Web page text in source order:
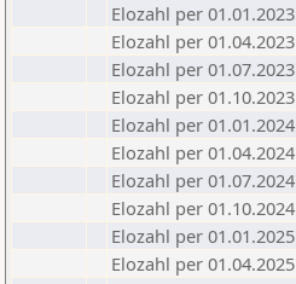
Elozahl per 01.01.2023
Elozahl per 01.04.2023
Elozahl per 01.07.2023
Elozahl per 01.10.2023
Elozahl per 01.01.2024
Elozahl per 01.04.2024
Elozahl per 01.07.2024
Elozahl per 01.10.2024
Elozahl per 01.01.2025
Elozahl per 01.04.2025